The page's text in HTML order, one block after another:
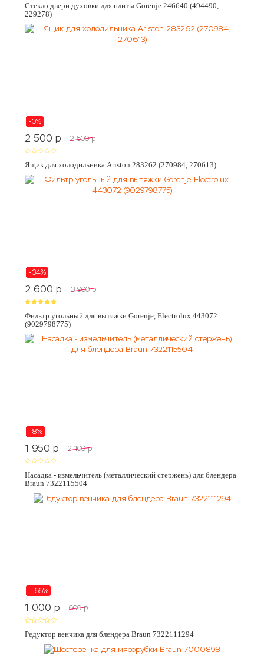
Стекло двери духовки для плиты Gorenje 246640 (494490,
229278)
-0%
2 500 p 2 500 p
Ящик для холодильника Ariston 283262 (270984, 270613)
-34%
2 600 p 3 900 p
Фильтр угольный для вытяжки Gorenje, Electrolux 443072
(9029798775)
-8%
1 950 p 2 100 p
Насадка - измельчитель (металлический стержень) для блендера
Braun 7322115504
--66%
1 000 p 600 p
Редуктор венчика для блендера Braun 7322111294